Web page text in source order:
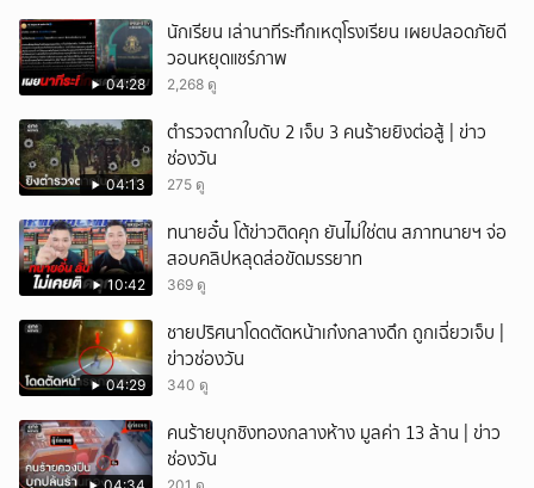
04:28
นักเรียน เล่านาทีระทึกเหตุโรงเรียน เผยปลอดภัยดี
วอนหยุดแชร์ภาพ
2,268 ดู
04:13
ตำรวจตากใบดับ 2 เจ็บ 3 คนร้ายยิงต่อสู้ | ข่าว
ช่องวัน
275 ดู
10:42
ทนายอั๋น โต้ข่าวติดคุก ยันไม่ใช่ตน สภาทนายฯ จ่อ
สอบคลิปหลุดส่อขัดมรรยาท
369 ดู
04:29
ชายปริศนาโดดตัดหน้าเก๋งกลางดึก ถูกเฉี่ยวเจ็บ |
ข่าวช่องวัน
340 ดู
คนร้ายบุกชิงทองกลางห้าง มูลค่า 13 ล้าน | ข่าว
ช่องวัน